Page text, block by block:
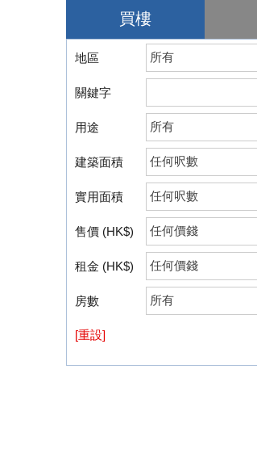
買樓
地區
關鍵字
用途
建築面積
實用面積
售價 (HK$)
租金 (HK$)
房數
[重設]